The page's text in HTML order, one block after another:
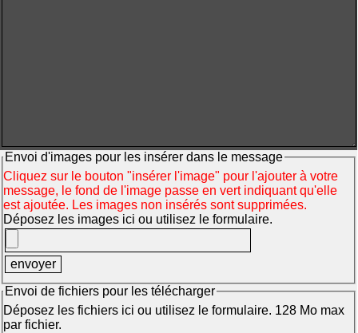
Envoi d'images pour les insérer dans le message
Cliquez sur le bouton "insérer l'image" pour l'ajouter à votre
message, le fond de l'image passe en vert indiquant qu'elle
est ajoutée. Les images non insérés sont supprimées.
Déposez les images ici ou utilisez le formulaire.
Envoi de fichiers pour les télécharger
Déposez les fichiers ici ou utilisez le formulaire. 128 Mo max
par fichier.